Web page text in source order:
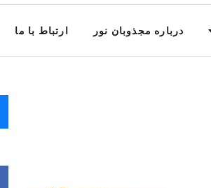
درباره مجذوبان نور ارتباط با ما